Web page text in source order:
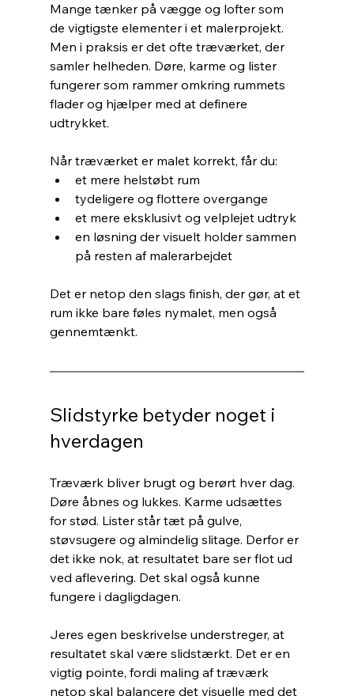
Mange tænker på vægge og lofter som
de vigtigste elementer i et malerprojekt.
Men i praksis er det ofte træværket, der
samler helheden. Døre, karme og lister
fungerer som rammer omkring rummets
flader og hjælper med at definere
udtrykket.
Når træværket er malet korrekt, får du:
et mere helstøbt rum
tydeligere og flottere overgange
et mere eksklusivt og velplejet udtryk
en løsning der visuelt holder sammen
på resten af malerarbejdet
Det er netop den slags finish, der gør, at et
rum ikke bare føles nymalet, men også
gennemtænkt.
Slidstyrke betyder noget i
hverdagen
Træværk bliver brugt og berørt hver dag.
Døre åbnes og lukkes. Karme udsættes
for stød. Lister står tæt på gulve,
støvsugere og almindelig slitage. Derfor er
det ikke nok, at resultatet bare ser flot ud
ved aflevering. Det skal også kunne
fungere i dagligdagen.
Jeres egen beskrivelse understreger, at
resultatet skal være slidstærkt. Det er en
vigtig pointe, fordi maling af træværk
netop skal balancere det visuelle med det